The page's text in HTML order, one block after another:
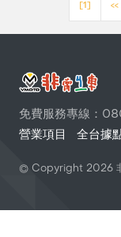
[1] <<
免費服務專線：
營業項目
全台據
© Copyright 2026